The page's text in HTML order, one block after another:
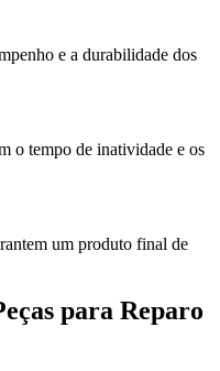
e a durabilidade dos
o tempo de inatividade e os
um produto final de
para Reparo